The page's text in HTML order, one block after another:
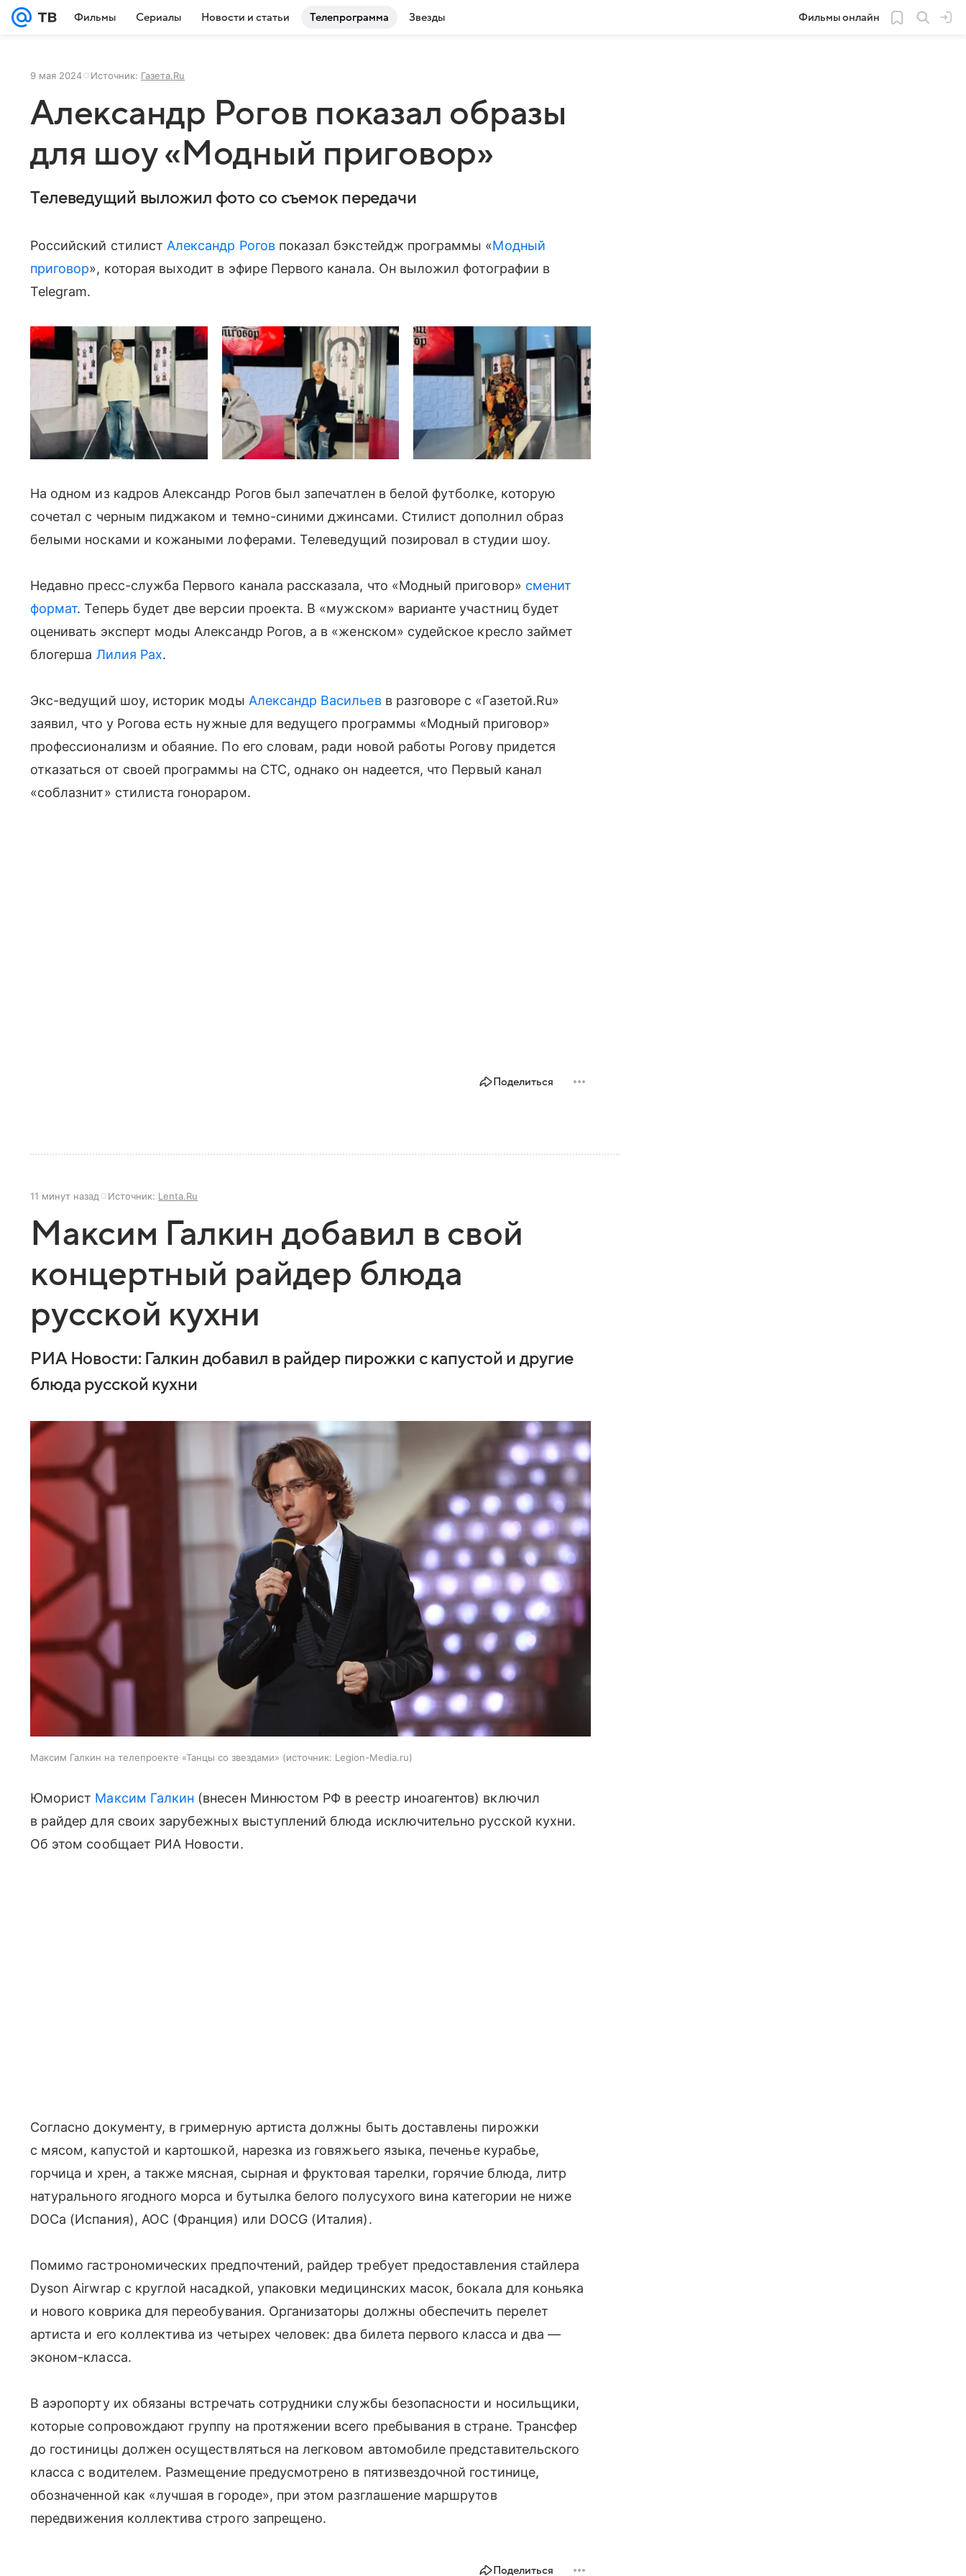
Фильмы Сериалы Новости и статьи Телепрограмма Звезды Фильмы онлайн
9 мая 2024 Источник: Газета.Ru
Александр Рогов показал образы
для шоу «Модный приговор»
Телеведущий выложил фото со съемок передачи
Российский стилист Александр Роговпоказал бэкстейдж программы «Модный
приговор», которая выходит в эфире Первого канала. Он выложил фотографии в
Telegram.
На одном из кадров Александр Рогов был запечатлен в белой футболке, которую
сочетал с черным пиджаком и темно-синими джинсами. Стилист дополнил образ
белыми носками и кожаными лоферами. Телеведущий позировал в студии шоу.
Недавно пресс-служба Первого канала рассказала, что «Модный приговор» сменит
формат. Теперь будет две версии проекта. В «мужском» варианте участниц будет
оценивать эксперт моды Александр Рогов, а в «женском» судейское кресло займет
блогерша Лилия Рах.
Экс-ведущий шоу, историк моды Александр Васильевв разговоре с «Газетой.Ru»
заявил, что у Рогова есть нужные для ведущего программы «Модный приговор»
профессионализм и обаяние. По его словам, ради новой работы Рогову придется
отказаться от своей программы на СТС, однако он надеется, что Первый канал
«соблазнит» стилиста гонораром.
Поделиться
11 минут назад Источник: Lenta.Ru
Максим Галкин добавил в свой
концертный райдер блюда
русской кухни
РИА Новости: Галкин добавил в райдер пирожки с капустой и другие
блюда русской кухни
Максим Галкин на телепроекте «Танцы со звездами» источник: Legion-Media.ru
Юморист Максим Галкин (внесен Минюстом РФ в реестр иноагентов) включил
в райдер для своих зарубежных выступлений блюда исключительно русской кухни.
Об этом сообщает РИА Новости.
Согласно документу, в гримерную артиста должны быть доставлены пирожки
с мясом, капустой и картошкой, нарезка из говяжьего языка, печенье курабье,
горчица и хрен, а также мясная, сырная и фруктовая тарелки, горячие блюда, литр
натурального ягодного морса и бутылка белого полусухого вина категории не ниже
DOCa (Испания), AOC (Франция) или DOCG (Италия).
Помимо гастрономических предпочтений, райдер требует предоставления стайлера
Dyson Airwrap с круглой насадкой, упаковки медицинских масок, бокала для коньяка
и нового коврика для переобувания. Организаторы должны обеспечить перелет
артиста и его коллектива из четырех человек: два билета первого класса и два —
эконом-класса.
В аэропорту их обязаны встречать сотрудники службы безопасности и носильщики,
которые сопровождают группу на протяжении всего пребывания в стране. Трансфер
до гостиницы должен осуществляться на легковом автомобиле представительского
класса с водителем. Размещение предусмотрено в пятизвездочной гостинице,
обозначенной как «лучшая в городе», при этом разглашение маршрутов
передвижения коллектива строго запрещено.
Поделиться